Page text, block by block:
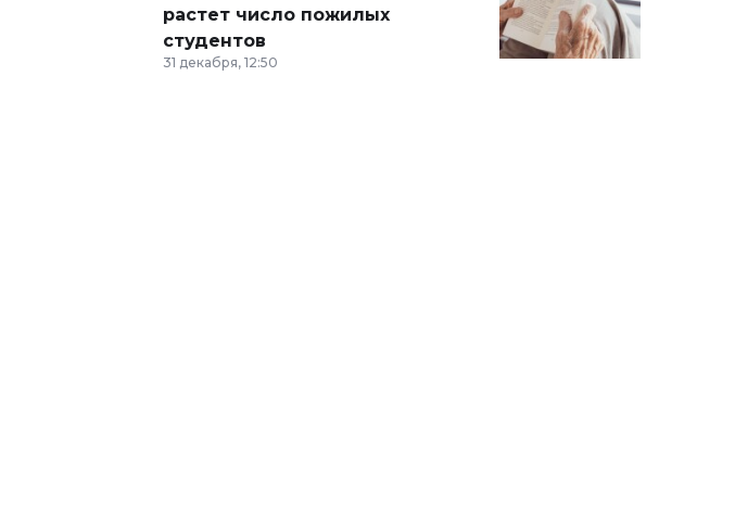
растет число пожилых
студентов
31 декабря, 12:50